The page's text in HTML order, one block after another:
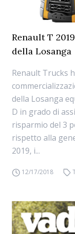
Renault T
della Losanga
Renault Trucks
della Losanga
D in grado di
risparmio del 3
rispetto alla
2019, i...
12/17/2018